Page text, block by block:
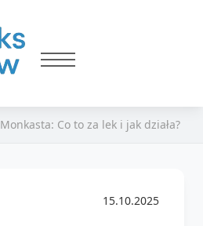
Monkasta: Co to za lek i jak działa?
15.10.2025